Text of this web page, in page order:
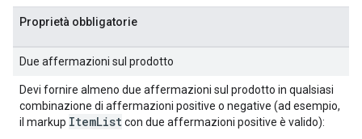
Proprietà obbligatorie
Due affermazioni sul prodotto
Devi fornire almeno due affermazioni sul prodotto in qualsiasi
combinazione di affermazioni positive o negative (ad esempio,
il markup ItemListcon due affermazioni positive è valido):